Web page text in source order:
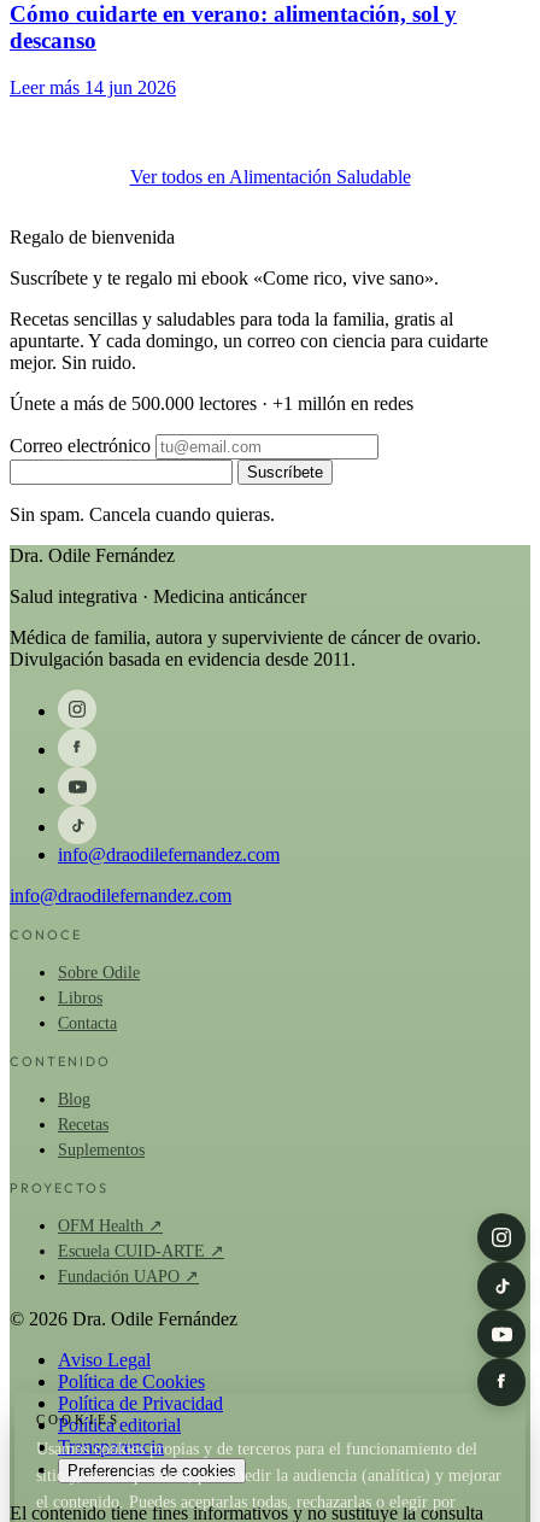
Cómo cuidarte en verano: alimentación, sol y
descanso
Leer más 14 jun 2026
Ver todos en Alimentación Saludable
Regalo de bienvenida
Suscríbete y te regalo mi ebook «Come rico, vive sano».
Recetas sencillas y saludables para toda la familia, gratis al
apuntarte. Y cada domingo, un correo con ciencia para cuidarte
mejor. Sin ruido.
Únete a más de 500.000 lectores · +1 millón en redes
Correo electrónico
Suscríbete
Sin spam. Cancela cuando quieras.
Dra. Odile Fernández
Salud integrativa · Medicina anticáncer
Médica de familia, autora y superviviente de cáncer de ovario.
Divulgación basada en evidencia desde 2011.
info@draodilefernandez.com
info@draodilefernandez.com
CONOCE
Sobre Odile
Libros
Contacta
CONTENIDO
Blog
Recetas
Suplementos
PROYECTOS
OFM Health ↗
Escuela CUID-ARTE ↗
Fundación UAPO ↗
© 2026 Dra. Odile Fernández
Aviso Legal
Política de Cookies
Política de Privacidad
Política editorial
Transparencia
Preferencias de cookies
El contenido tiene fines informativos y no sustituye la consulta
COOKIES
Usamos cookies propias y de terceros para el funcionamiento del
sitio y, con tu permiso, para medir la audiencia (analítica) y mejorar
el contenido. Puedes aceptarlas todas, rechazarlas o elegir por